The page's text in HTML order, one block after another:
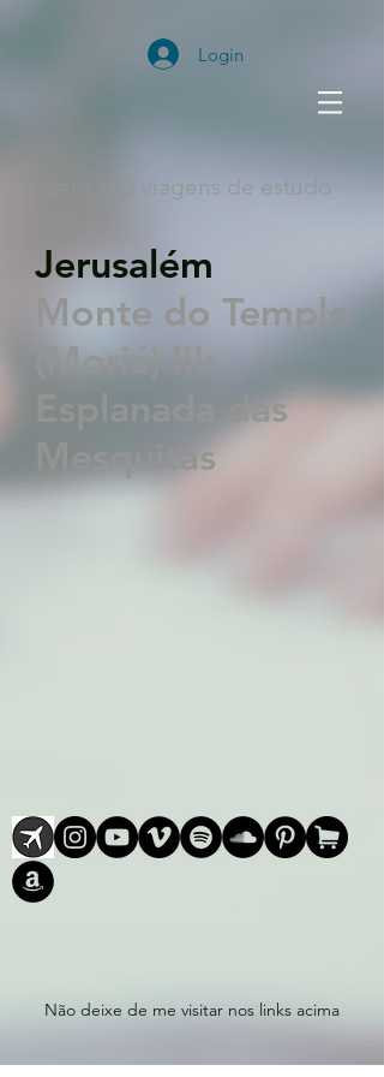
Login
Vídeos das viagens de estudo
Jerusalém
Monte do Templo
(Moriá) III:
Esplanada das
Mesquitas
Não deixe de me visitar nos links acima